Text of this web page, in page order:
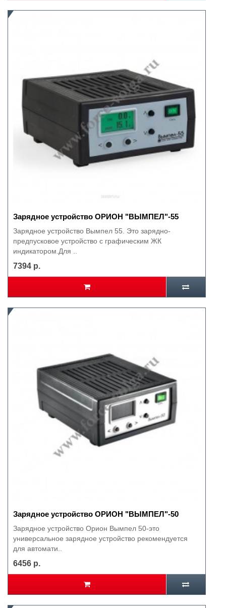
Зарядное устройство ОРИОН "ВЫМПЕЛ"-55
Зарядное устройство Вымпел 55. Это зарядно-
предпусковое устройство с графическим ЖК
индикатором.Для ..
7394 р.
Зарядное устройство ОРИОН "ВЫМПЕЛ"-50
Зарядное устройство Орион Вымпел 50-это
универсальное зарядное устройство рекомендуется
для автомати..
6456 р.